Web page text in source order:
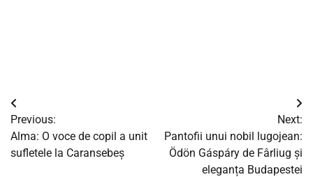
Navigare
în
articole
Previous:
Alma: O voce de copil a unit
sufletele la Caransebeș
Next:
Pantofii unui nobil lugojean:
Ödön Gáspáry de Fârliug și
eleganța Budapestei